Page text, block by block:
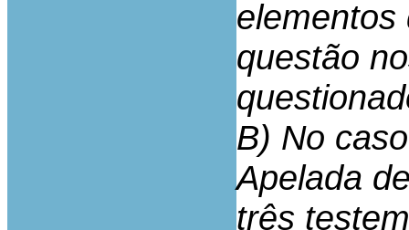
elementos
questão
B) No
Apelada
três